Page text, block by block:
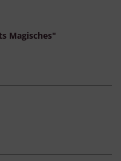
Magisches"